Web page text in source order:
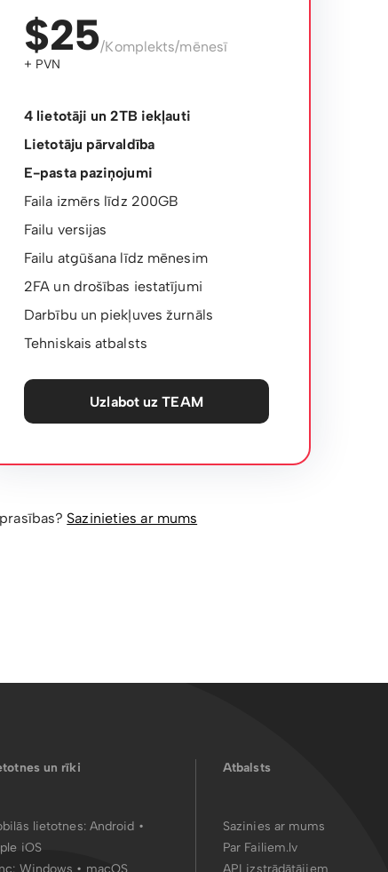
$25/Komplekts/mēnesī
+ PVN
4 lietotāji un 2TB iekļauti
Lietotāju pārvaldība
E-pasta paziņojumi
Faila izmērs līdz 200GB
Failu versijas
Failu atgūšana līdz mēnesim
2FA un drošības iestatījumi
Darbību un piekļuves žurnāls
Tehniskais atbalsts
Uzlabot uz TEAM
Sazinieties ar mums
un rīki
lietotnes: Android •
iOS
Atbalsts
Sazinies ar mums
Par Failiem.lv